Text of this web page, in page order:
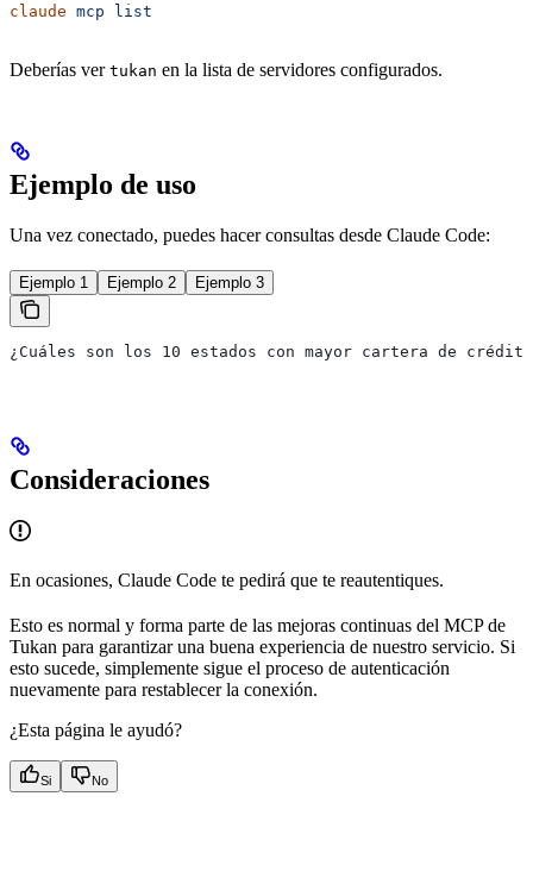
claude mcp list
Deberías ver tukan en la lista de servidores configurados.
Ejemplo de uso
Una vez conectado, puedes hacer consultas desde Claude Code:
Ejemplo 1 Ejemplo 2 Ejemplo 3
¿Cuáles son los 10 estados con mayor cartera de crédito
Consideraciones
En ocasiones, Claude Code te pedirá que te reautentiques.
Esto es normal y forma parte de las mejoras continuas del MCP de
Tukan para garantizar una buena experiencia de nuestro servicio. Si
esto sucede, simplemente sigue el proceso de autenticación
nuevamente para restablecer la conexión.
¿Esta página le ayudó?
Si No